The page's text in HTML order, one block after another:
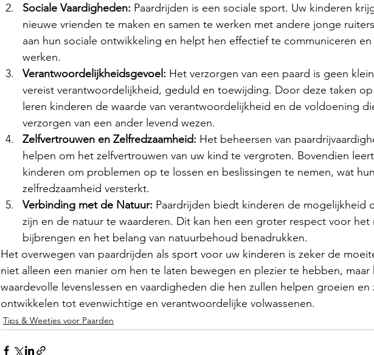
Sociale Vaardigheden: Paardrijden is een sociale sport. Uw kinderen
nieuwe vrienden te maken en samen te werken met andere jonge
aan hun sociale ontwikkeling en helpt hen effectief te communiceren
werken.
Verantwoordelijkheidsgevoel: Het verzorgen van een paard is geen
vereist verantwoordelijkheid, geduld en toewijding. Door deze taken
leren kinderen de waarde van verantwoordelijkheid en de voldoening
verzorgen van een ander levend wezen.
Zelfvertrouwen en Zelfredzaamheid: Het beheersen van
helpen om het zelfvertrouwen van uw kind te vergroten. Bovendien
kinderen om problemen op te lossen en beslissingen te nemen, wat
zelfredzaamheid versterkt.
Verbinding met de Natuur: Paardrijden biedt kinderen de mogelijkheid
zijn en de natuur te waarderen. Dit kan hen een groter respect voor
bijbrengen en het belang van natuurbehoud benadrukken.
Het overwegen van paardrijden als sport voor uw kinderen is zeker de
niet alleen een manier om hen te laten bewegen en plezier te hebben,
waardevolle levenslessen en vaardigheden die hen zullen helpen groeien
ontwikkelen tot evenwichtige en verantwoordelijke volwassenen.
Tips & Weetjes voor Paarden